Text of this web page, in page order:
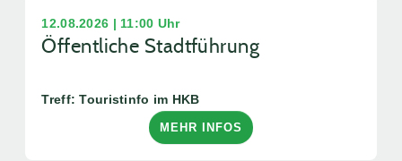
12.08.2026 | 11:00 Uhr
Öffentliche Stadtführung
Treff: Touristinfo im HKB
MEHR INFOS